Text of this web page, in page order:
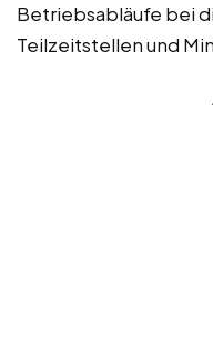
Betriebsabläufe bei
Teilzeitstellen und